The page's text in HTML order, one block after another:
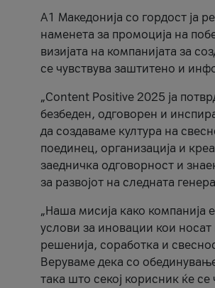
А1 Македонија со гордост ја
наменета за промоција на
визијата на компанијата за
се чувствува заштитено и
„Content Positive 2025 ја
безбеден, одговорен и
да создаваме култура на
поединец, организација и
заедничка одговорност и
за развојот на следната
„Наша мисија како компанија
услови за иновации кои
решенија, соработка и
Веруваме дека со
така што секој корисник ќе